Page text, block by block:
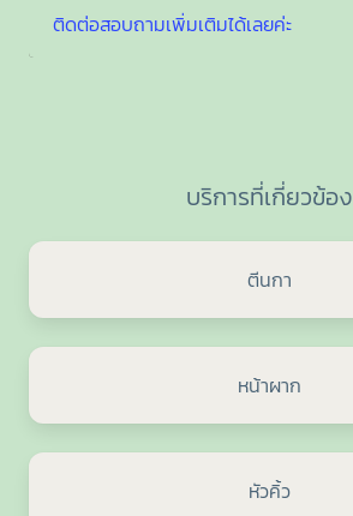
ติดต่อสอบถามเพิ่มเติมได้เลยค่ะ
บริการที่เกี่ยวข้อง
ตีนกา
หน้าผาก
หัวคิ้ว